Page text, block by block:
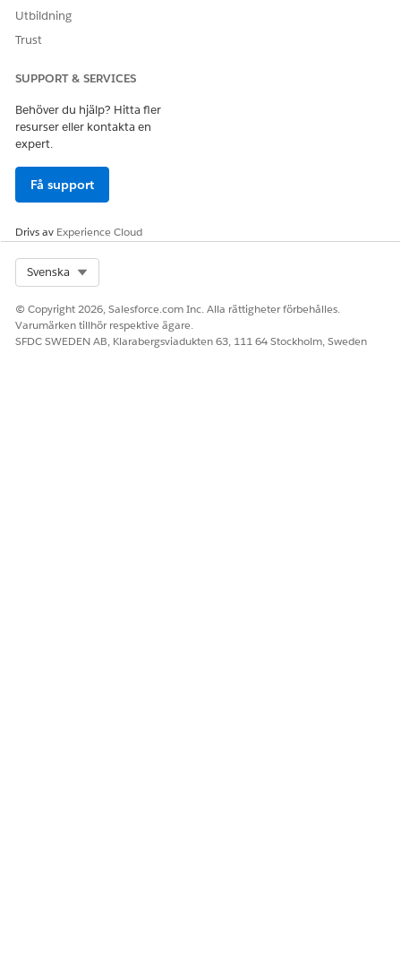
LÖSTE DENNA ARTIKEL DITT PROBLEM?
Berätta för oss vad vi kan förbättra!
Utbildning
Trust
SUPPORT & SERVICES
Behöver du hjälp? Hitta fler
resurser eller kontakta en
expert.
Få support
Drivs av Experience Cloud
Svenska
© Copyright 2026, Salesforce.com Inc. Alla rättigheter förbehålles.
Varumärken tillhör respektive ägare.
SFDC SWEDEN AB, Klarabergsviadukten 63, 111 64 Stockholm, Sweden